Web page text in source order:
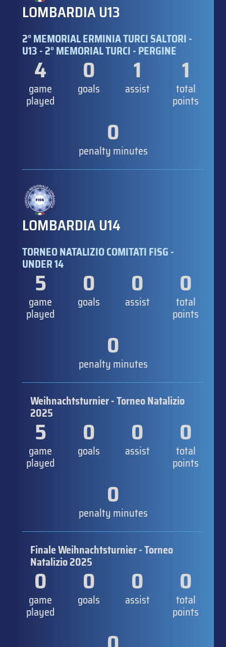
LOMBARDIA U13
2° MEMORIAL ERMINIA TURCI SALTORI -
U13 - 2° MEMORIAL TURCI - PERGINE
4
game
played
0
goals
1
assist
1
total
points
0
penalty minutes
LOMBARDIA U14
TORNEO NATALIZIO COMITATI FISG -
UNDER 14
5
game
played
0
goals
0
assist
0
total
points
0
penalty minutes
Weihnachtsturnier - Torneo Natalizio
2025
5
game
played
0
goals
0
assist
0
total
points
0
penalty minutes
Finale Weihnachtsturnier - Torneo
Natalizio 2025
0
game
played
0
goals
0
assist
0
total
points